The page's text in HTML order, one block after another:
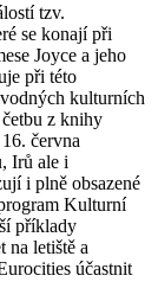
tzv.
se konají při
Joyce a jeho
při této
kulturních
z knihy
června
Irů ale i
i plně obsazené
Kulturní
příklady
na letiště a
účastnit